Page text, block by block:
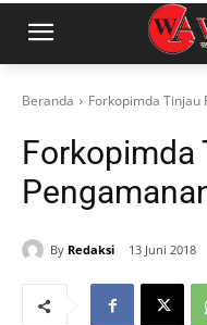
Beranda Forkopimda Tinjau
Forkopimda
By Redaksi 13 Juni 2018